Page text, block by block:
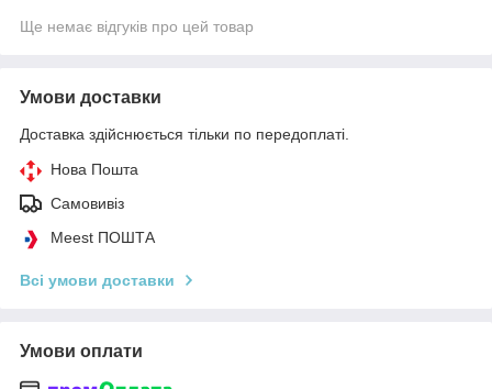
Ще немає відгуків про цей товар
Умови доставки
Доставка здійснюється тільки по передоплаті.
Нова Пошта
Самовивіз
Meest ПОШТА
Всі умови доставки
Умови оплати